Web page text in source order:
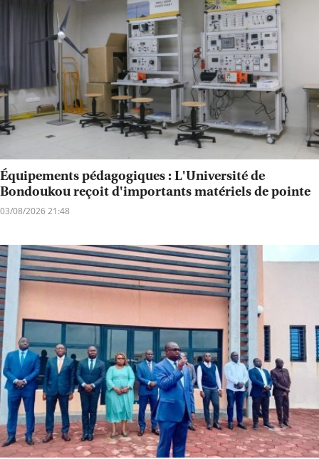
Équipements pédagogiques : L'Université de
Bondoukou reçoit d'importants matériels de pointe
03/08/2026 21:48